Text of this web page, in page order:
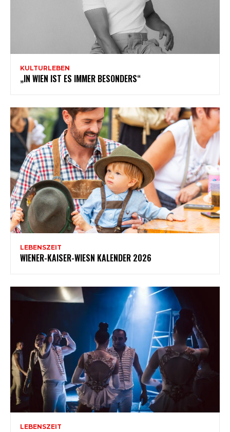
KULTURLEBEN
„IN WIEN IST ES IMMER BESONDERS“
LEBENSZEIT
WIENER-KAISER-WIESN KALENDER 2026
LEBENSZEIT